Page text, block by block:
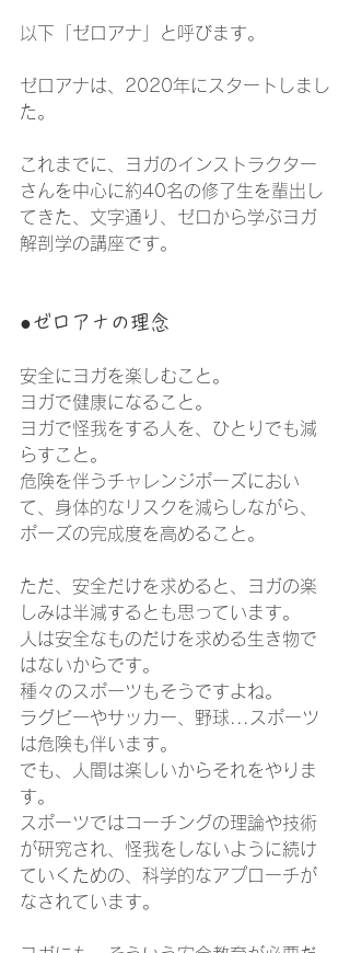
以下「ゼロアナ」と呼びます。
ゼロアナは、2020年にスタートしまし
た。
これまでに、ヨガのインストラクター
さんを中心に約40名の修了生を輩出し
てきた、文字通り、ゼロから学ぶヨガ
解剖学の講座です。
●ゼロアナの理念
安全にヨガを楽しむこと。
ヨガで健康になること。
ヨガで怪我をする人を、ひとりでも減
らすこと。
危険を伴うチャレンジポーズにおい
て、身体的なリスクを減らしながら、
ポーズの完成度を高めること。
ただ、安全だけを求めると、ヨガの楽
しみは半減するとも思っています。
人は安全なものだけを求める生き物で
はないからです。
種々のスポーツもそうですよね。
ラグビーやサッカー、野球...スポーツ
は危険も伴います。
でも、人間は楽しいからそれをやりま
す。
スポーツではコーチングの理論や技術
が研究され、怪我をしないように続け
ていくための、科学的なアプローチが
なされています。